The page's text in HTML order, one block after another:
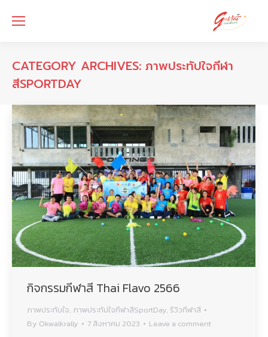
CATEGORY ARCHIVES: ภาพประทัปใจกีฬา
สีSPORTDAY
กิจกรรมกีฬาสี Thai Flavo 2566
ภาพประทับใจ, ภาพประทัปใจกีฬาสีSportDay, รีวิวกีฬาสี
By Okwalkrally 7 สิงหาคม 2023 Leave a comment